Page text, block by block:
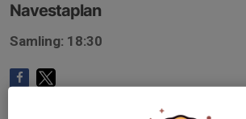
Navestaplan
Samling: 18:30